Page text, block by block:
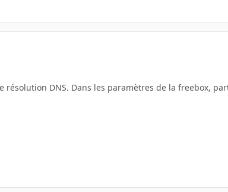
résolution DNS. Dans les paramètres de la freebox,